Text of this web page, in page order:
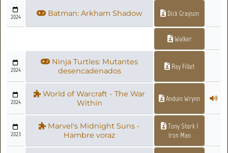
2024 Batman: Arkham Shadow Dick Grayson
Walker
2024
Ninja Turtles: Mutantes
desencadenados
Ray Fillet
2024
World of Warcraft - The War
Within
Anduin Wrynn
2023
Marvel's Midnight Suns -
Hambre voraz
Tony Stark /
Iron Man